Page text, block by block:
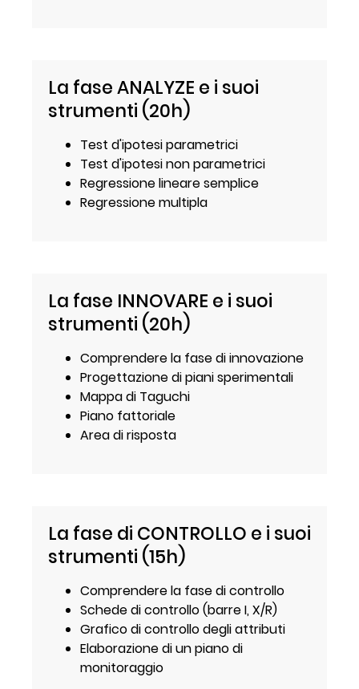
La fase ANALYZE e i suoi
strumenti (20h)
Test d'ipotesi parametrici
Test d'ipotesi non parametrici
Regressione lineare semplice
Regressione multipla
La fase INNOVARE e i suoi
strumenti (20h)
Comprendere la fase di innovazione
Progettazione di piani sperimentali
Mappa di Taguchi
Piano fattoriale
Area di risposta
La fase di CONTROLLO e i suoi
strumenti (15h)
Comprendere la fase di controllo
Schede di controllo (barre I, X/R)
Grafico di controllo degli attributi
Elaborazione di un piano di
monitoraggio